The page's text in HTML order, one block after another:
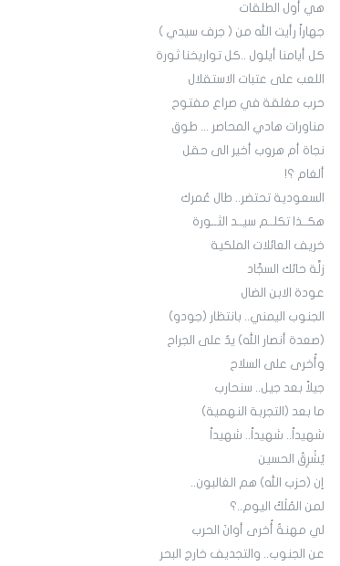
هي أول الطلقات
جهاراً رأيت الله من ( جرف سيدي )
كل أيامنا أيلول ..كل تواريخنا ثورة
اللعب على عتبات الاستقلال
حرب مغلقة في صراع مفتوح
مناورات هادي المحاصر ... طوق
نجاة أم هروب أخير الى حقل
ألغام ؟!
السعودية تحتضر.. طال عُمرك
هكــذا تكلــم سيــد الثــورة
خريف العائلات الملكية
زلَّة حائك السجَّاد
عودة الابن الضال
الجنوب اليمني.. بانتظار (جودو)
(صعدة أنصار الله) يدٌ على الجراح
وأُخرى على السلاح
جيلاً بعد جيل.. سنحارب
ما بعد (التجربة النهمية)
شهيداً.. شهيداً.. شهيداً
يُشْرِقُ الحسين
إن (حزب الله) هم الغالبون..
لمن المُلْكُ اليوم..؟
لي مهنةٌ أُخرى أوانَ الحرب
عن الجنوب.. والتجديف خارج البحر